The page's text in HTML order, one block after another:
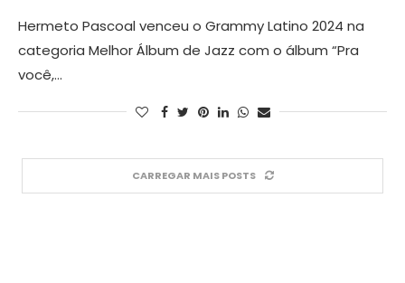
Hermeto Pascoal venceu o Grammy Latino 2024 na
categoria Melhor Álbum de Jazz com o álbum “Pra
você,…
CARREGAR MAIS POSTS